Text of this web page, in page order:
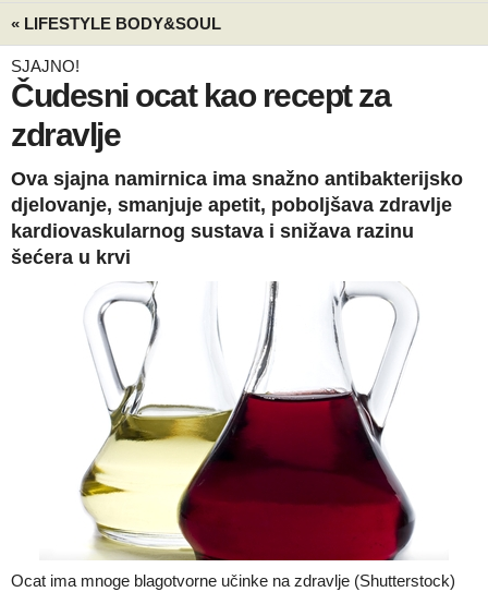
« LIFESTYLE BODY&SOUL
SJAJNO!
Čudesni ocat kao recept za
zdravlje
Ova sjajna namirnica ima snažno antibakterijsko
djelovanje, smanjuje apetit, poboljšava zdravlje
kardiovaskularnog sustava i snižava razinu
šećera u krvi
Ocat ima mnoge blagotvorne učinke na zdravlje (Shutterstock)